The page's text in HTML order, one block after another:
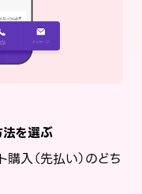
法を選ぶ
購入（先払い）のどち